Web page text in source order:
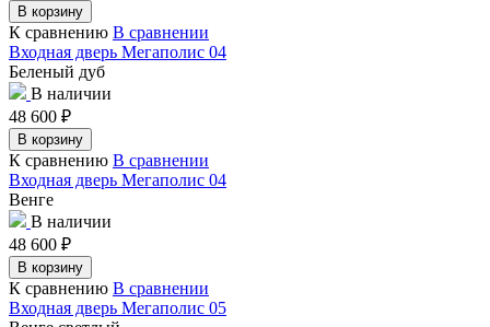
В корзину
К сравнению В сравнении
Входная дверь Мегаполис 04
Беленый дуб
В наличии
48 600 ₽
В корзину
К сравнению В сравнении
Входная дверь Мегаполис 04
Венге
В наличии
48 600 ₽
В корзину
К сравнению В сравнении
Входная дверь Мегаполис 05